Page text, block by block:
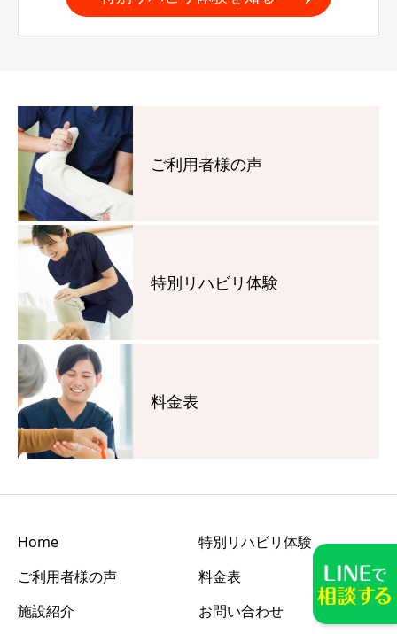
ご利用者様の声
特別リハビリ体験
料金表
Home
特別リハビリ体験
ご利用者様の声
料金表
施設紹介
お問い合わせ